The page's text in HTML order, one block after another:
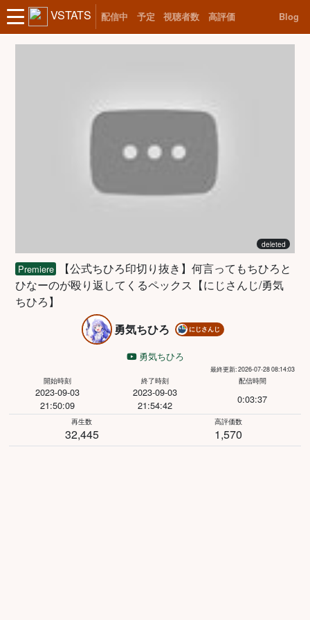
VSTATS 配信中 予定 視聴者数 高評価 Blog
deleted
Premiere
【公式ちひろ印切り抜き】何言ってもちひろと
ひなーのが殴り返してくるペックス【にじさんじ/勇気
ちひろ】
勇気ちひろ
にじさんじ
勇気ちひろ
最終更新: 2026-07-28 08:14:03
開始時刻
2023-09-03
21:50:09
終了時刻
2023-09-03
21:54:42
配信時間
0:03:37
再生数
32,445
高評価数
1,570